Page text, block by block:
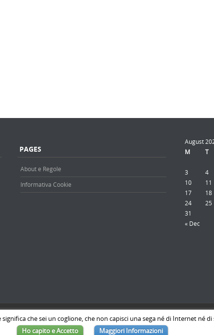
PAGES
About e Regole
Informativa Cookie
August
M
T
« Dec
3
4
10
11
17
18
24
25
31
Discovery WordPress ThemePowered By WordPress
che sei un coglione, che non capisci una sega né di Internet né
Ho capito e Accetto
Maggiori Informazioni